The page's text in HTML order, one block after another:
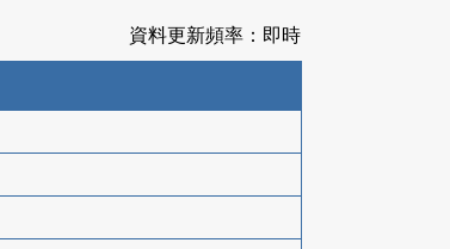
資料更新頻率：即時